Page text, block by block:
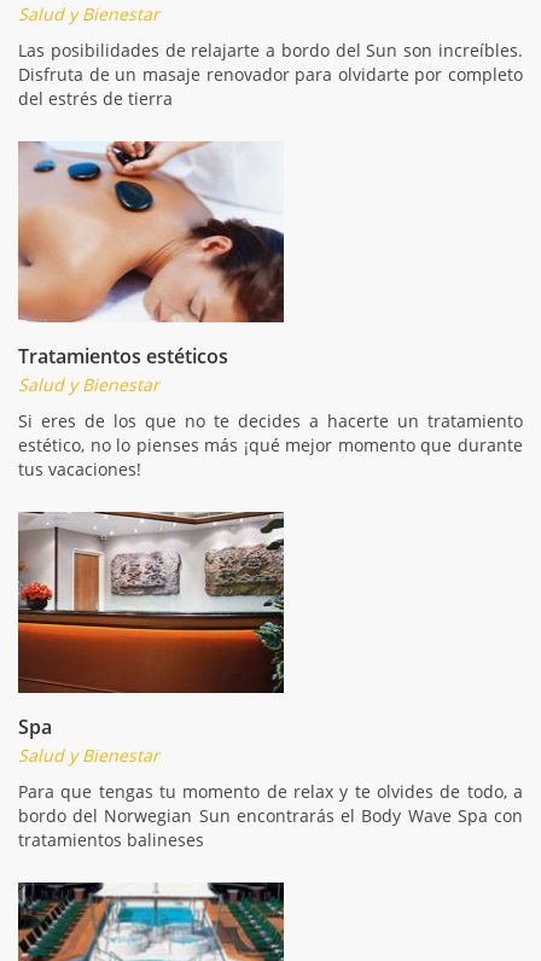
Salud y Bienestar
Las posibilidades de relajarte a bordo del Sun son increíbles.
Disfruta de un masaje renovador para olvidarte por completo
del estrés de tierra
Tratamientos estéticos
Salud y Bienestar
Si eres de los que no te decides a hacerte un tratamiento
estético, no lo pienses más ¡qué mejor momento que durante
tus vacaciones!
Spa
Salud y Bienestar
Para que tengas tu momento de relax y te olvides de todo, a
bordo del Norwegian Sun encontrarás el Body Wave Spa con
tratamientos balineses